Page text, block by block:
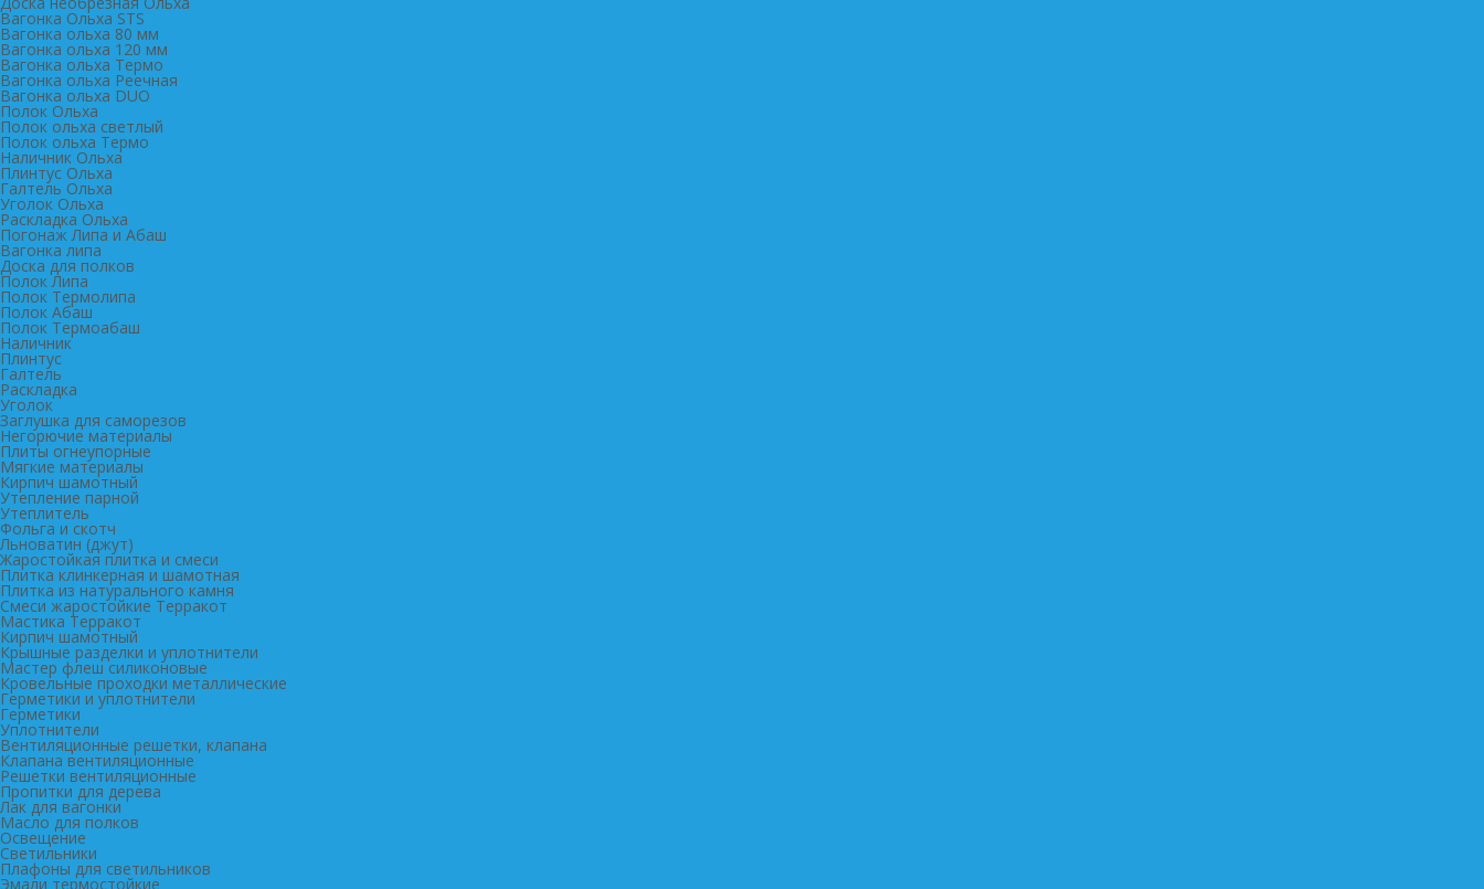
Вагонка Ольха STS
Вагонка ольха 80 мм
Вагонка ольха 120 мм
Вагонка ольха Термо
Вагонка ольха Реечная
Вагонка ольха DUO
Полок Ольха
Полок ольха светлый
Полок ольха Термо
Наличник Ольха
Плинтус Ольха
Галтель Ольха
Уголок Ольха
Раскладка Ольха
Погонаж Липа и Абаш
Вагонка липа
Доска для полков
Полок Липа
Полок Термолипа
Полок Абаш
Полок Термоабаш
Наличник
Плинтус
Галтель
Раскладка
Уголок
Заглушка для саморезов
Негорючие материалы
Плиты огнеупорные
Мягкие материалы
Кирпич шамотный
Утепление парной
Утеплитель
Фольга и скотч
Льноватин (джут)
Жаростойкая плитка и смеси
Плитка клинкерная и шамотная
Плитка из натурального камня
Смеси жаростойкие Терракот
Мастика Терракот
Кирпич шамотный
Крышные разделки и уплотнители
Мастер флеш силиконовые
Кровельные проходки металлические
Герметики и уплотнители
Герметики
Уплотнители
Вентиляционные решетки, клапана
Клапана вентиляционные
Решетки вентиляционные
Пропитки для дерева
Лак для вагонки
Масло для полков
Освещение
Светильники
Плафоны для светильников
Эмали термостойкие